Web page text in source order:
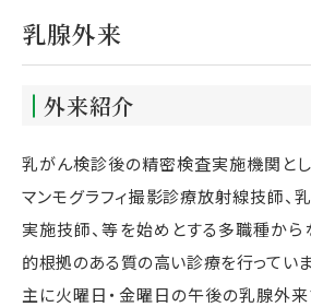
乳腺外来
外来紹介
乳がん検診後の精密検査実施機関とし
マンモグラフィ撮影診療放射線技師、
実施技師、等を始めとする多職種から
的根拠のある質の高い診療を行っていま
主に火曜日・金曜日の午後の乳腺外来